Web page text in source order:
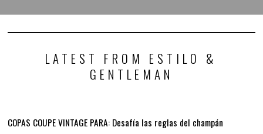
LATEST FROM ESTILO &
GENTLEMAN
COPAS COUPE VINTAGE PARA: Desafía las reglas del champán